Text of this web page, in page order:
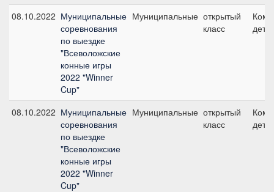
08.10.2022 Муниципальные
соревнования
по выездке
"Всеволожские
конные игры
2022 "Winner
Cup"
Муниципальные открытый
класс
дети
08.10.2022 Муниципальные
соревнования
по выездке
"Всеволожские
конные игры
2022 "Winner
Cup"
Муниципальные открытый
класс
дети